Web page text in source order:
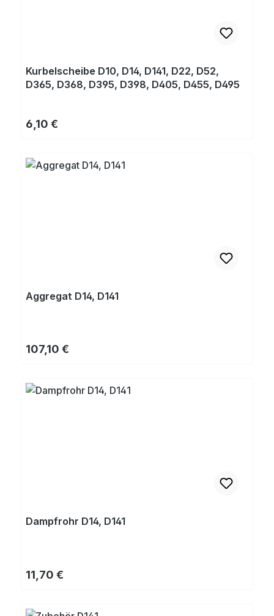
Kurbelscheibe D10, D14, D141, D22, D52,
D365, D368, D395, D398, D405, D455, D495
Regulärer Preis:
6,10 €
Aggregat D14, D141
Regulärer Preis:
107,10 €
Dampfrohr D14, D141
Regulärer Preis:
11,70 €